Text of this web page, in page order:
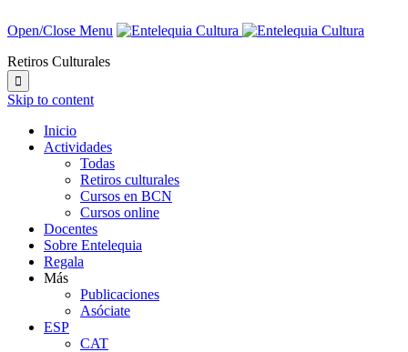
Open/Close Menu
Retiros Culturales

Skip to content
Inicio
Actividades
Todas
Retiros culturales
Cursos en BCN
Cursos online
Docentes
Sobre Entelequia
Regala
Más
Publicaciones
Asóciate
ESP
CAT